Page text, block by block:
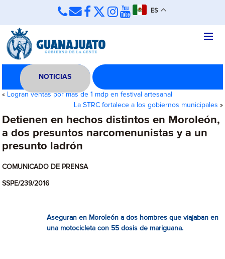
ES
NOTICIAS
« Logran ventas por más de 1 mdp en festival artesanal
La STRC fortalece a los gobiernos municipales »
Detienen en hechos distintos en Moroleón,
a dos presuntos narcomenunistas y a un
presunto ladrón
COMUNICADO DE PRENSA
SSPE/239/2016
Aseguran en Moroleón a dos hombres que viajaban en
una motocicleta con 55 dosis de mariguana.